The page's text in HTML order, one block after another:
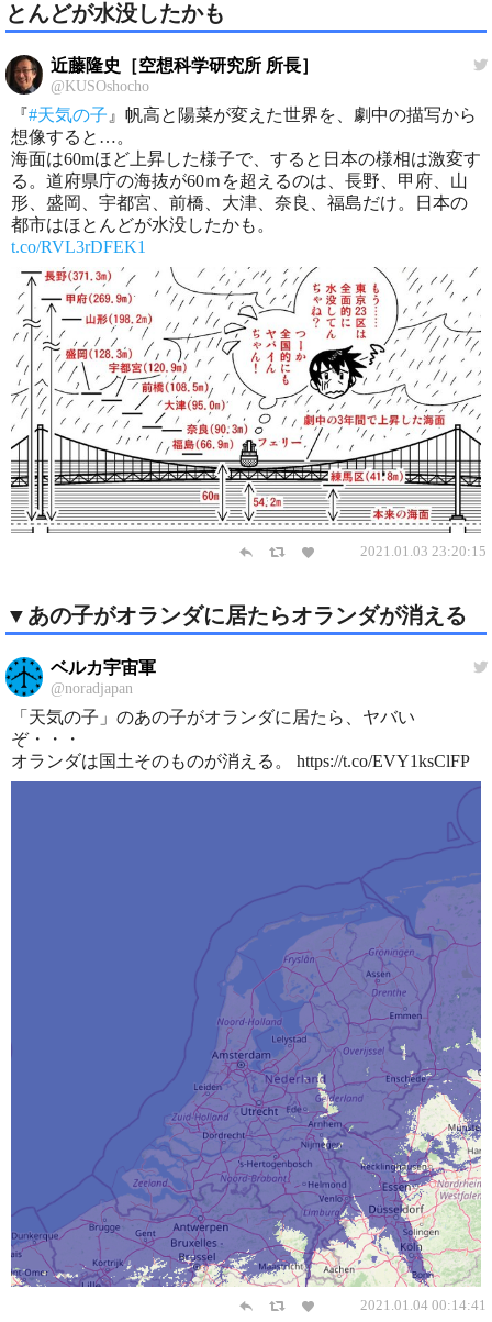
とんどが水没したかも
近藤隆史［空想科学研究所 所長］
@KUSOshocho
『 #天気の子』帆高と陽菜が変えた世界を、劇中の描写から
想像すると…。
海面は60mほど上昇した様子で、すると日本の様相は激変す
る。道府県庁の海抜が60ｍを超えるのは、長野、甲府、山
形、盛岡、宇都宮、前橋、大津、奈良、福島だけ。日本の
都市はほとんどが水没したかも。
t.co/RVL3rDFEK1
2021.01.03 23:20:15
▼あの子がオランダに居たらオランダが消える
ベルカ宇宙軍
@noradjapan
「天気の子」のあの子がオランダに居たら、ヤバい
ぞ・・・
オランダは国土そのものが消える。 https://t.co/EVY1ksClFP
2021.01.04 00:14:41